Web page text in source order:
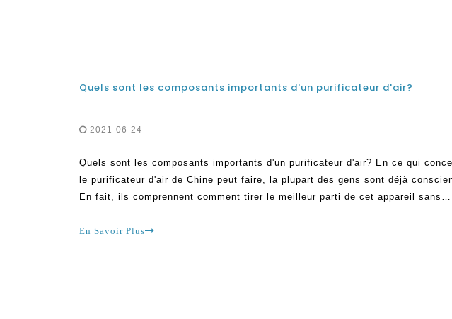
Quels sont les composants importants d'un purificateur d'air?
2021-06-24
Quels sont les composants importants d'un purificateur d'air? En ce qui
le purificateur d'air de Chine peut faire, la plupart des gens sont déjà
En fait, ils comprennent comment tirer le meilleur parti de cet appareil sans
En Savoir Plus